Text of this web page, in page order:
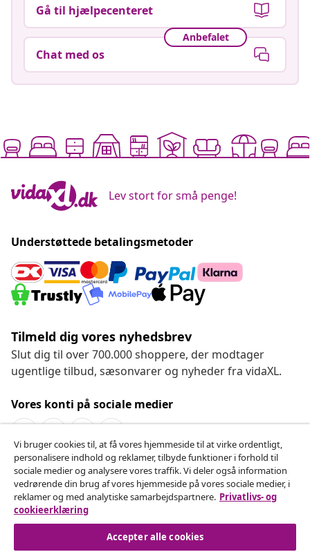
Gå til hjælpecenteret
Anbefalet
Chat med os
Lev stort for små penge!
Understøttede betalingsmetoder
Tilmeld dig vores nyhedsbrev
Slut dig til over 700.000 shoppere, der modtager
ugentlige tilbud, sæsonvarer og nyheder fra vidaXL.
Vores konti på sociale medier
Fortryd køb
Indsend en anmodning om at fortryde din ordre.
Fortryd køb
Vi bruger cookies til, at få vores hjemmeside til at virke ordentligt,
personalisere indhold og reklamer, tilbyde funktioner i forhold til
sociale medier og analysere vores traffik. Vi deler også information
vedrørende din brug af vores hjemmeside på vores sociale medier, i
reklamer og med analytiske samarbejdspartnere. Privatlivs- og
cookieerklæring
Accepter alle cookies